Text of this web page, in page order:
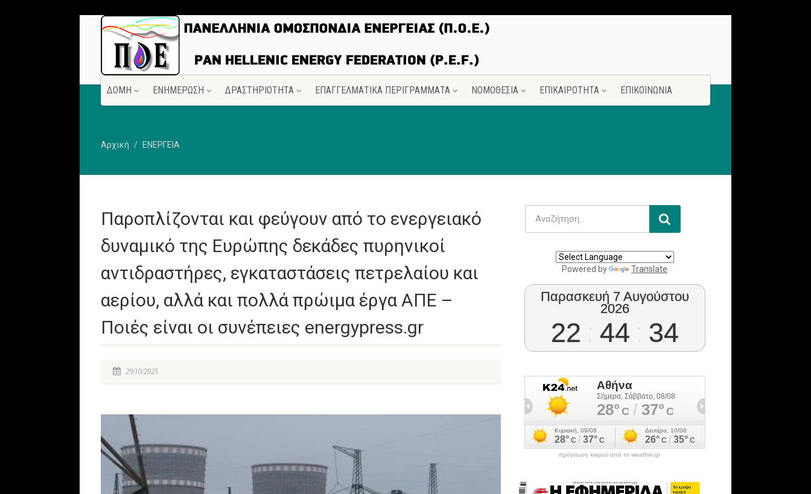
ΔΟΜΗ ΕΝΗΜΕΡΩΣΗ ΔΡΑΣΤΗΡΙΟΤΗΤΑ ΕΠΑΓΓΕΛΜΑΤΙΚΑ ΠΕΡΙΓΡΑΜΜΑΤΑ ΝΟΜΟΘΕΣΙΑ ΕΠΙΚΑΙΡΟΤΗΤΑ ΕΠΙΚΟΙΝΩΝΙΑ
Αρχική ΕΝΕΡΓΕΙΑ
Παροπλίζονται και φεύγουν από το ενεργειακό
δυναμικό της Ευρώπης δεκάδες πυρηνικοί
αντιδραστήρες, εγκαταστάσεις πετρελαίου και
αερίου, αλλά και πολλά πρώιμα έργα ΑΠΕ –
Ποιές είναι οι συνέπειες energypress.gr
29/10/2025
Powered by Translate
Παρασκευή 7 Αυγούστου
2026
22 44 35
πρόγνωση καιρού από το weather.gr